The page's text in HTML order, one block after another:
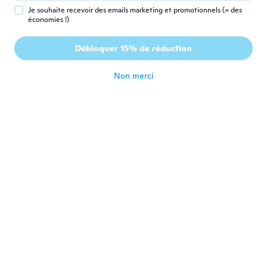
Daniele
Inscrit depuis 2015 · 25 avis
Je souhaite recevoir des emails marketing et promotionnels (= des
économies !)
Débloquer 15% de réduction
Non merci